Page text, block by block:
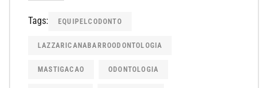
Tags: EQUIPELCODONTO
LAZZARICANABARROODONTOLOGIA
MASTIGACAO ODONTOLOGIA